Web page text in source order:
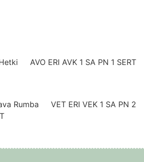
AVO ERI AVK 1 SA PN 1 SERT
Rumba VET ERI VEK 1 SA PN 2